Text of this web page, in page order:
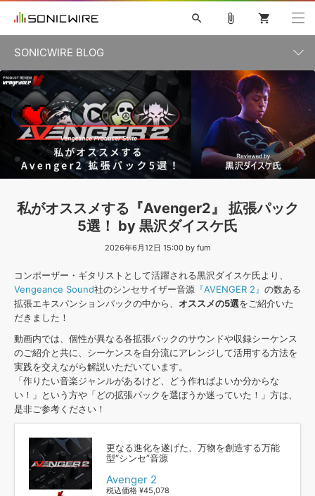
ソフト音源 »
プラグイン・エフェクト »
ソフトウェア／ツール »
DAW »
効果音 »
BGM »
キャンペーン »
SONICWIREブログ »
製品サポート情報 »
FAQ »
お問い合わせ »
楽曲配信流通サービス
無償のサウンド管理ソフト
次世代型 ボーカル・エディタ
APS 映像のBGM・セリフを音声分離
SLS
search
初音ミク V4X 鏡音リン・レン V4X
巡音ルカ V4X
ボーカル抜き出し
MEIKO V3 KAITO V3
MASSIVE
SYLENTH1
VOCALOID VIENNA
ライセンスフリーBGM
TOONTRACK
サンプルパックを試そう
MUTANT
シネマティック音源特集
EZdrummer2
KOTO NATION
プラグイン・エフェクト サンプルパック
ソフトウェア／ツール DAW 効果音
attach_file shopping_cart
SONICWIRE BLOG
カテゴリ一覧
記事一覧
私がオススメする『Avenger2』 拡張パック
5選！ by 黒沢ダイスケ氏
2026年6月12日 15:00 by fum
コンポーザー・ギタリストとして活躍される黒沢ダイスケ氏より、
Vengeance Sound社のシンセサイザー音源 『AVENGER 2』 の数ある
拡張エキスパンションパックの中から、 オススメの5選をご紹介いた
だきました！
動画内では、個性が異なる各拡張パックのサウンドや収録シーケンス
のご紹介と共に、シーケンスを自分流にアレンジして活用する方法を
実践を交えながら解説いただいています。
「作りたい音楽ジャンルがあるけど、どう作ればよいか分からな
い！」という方や「どの拡張パックを選ぼうか迷っていた！」方は、
是非ご参考ください！
更なる進化を遂げた、万物を創造する万能
型“シンセ”音源
Avenger 2
税込価格 ¥45,078